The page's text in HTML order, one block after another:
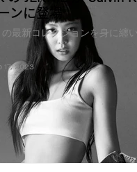
ンに登場
の最新コレクションを身に纏
17, 2023